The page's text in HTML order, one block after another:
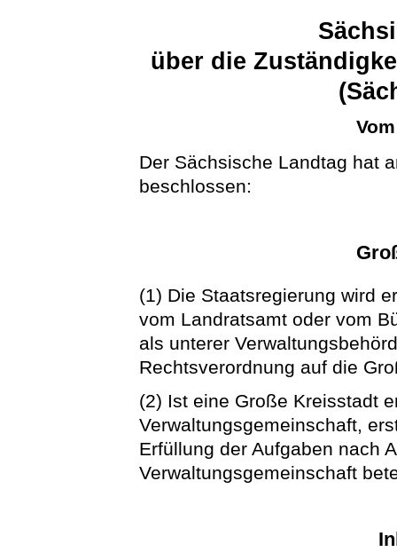
über die
Der Sächsische Landtag hat
beschlossen:
(1) Die Staatsregierung wird
vom Landratsamt oder vom
als unterer
Rechtsverordnung auf die
(2) Ist eine Große Kreisstadt
Verwaltungsgemeinschaft,
Erfüllung der Aufgaben nach
Verwaltungsgemeinschaft